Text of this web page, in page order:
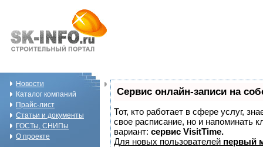
Новости
Каталог компаний
Прайс-лист
Статьи и документы
ГОСТы, СНИПы
О проекте
Сервис онлайн-записи на
Тот, кто работает в сфере услуг,
свое расписание, но и
вариант: сервис VisitTime.
Для новых пользователей первый